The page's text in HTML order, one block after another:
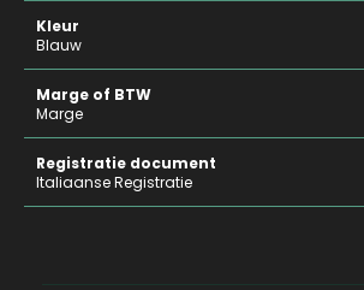
Kleur
Blauw
Marge of BTW
Marge
Registratie document
Italiaanse Registratie